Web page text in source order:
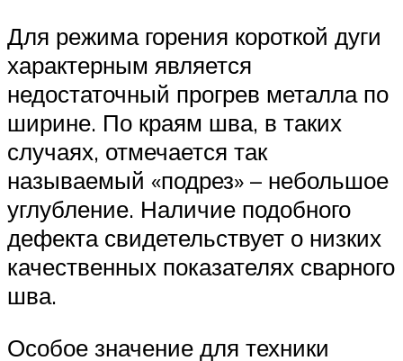
Для режима горения короткой дуги
характерным является
недостаточный прогрев металла по
ширине. По краям шва, в таких
случаях, отмечается так
называемый «подрез» – небольшое
углубление. Наличие подобного
дефекта свидетельствует о низких
качественных показателях сварного
шва.
Особое значение для техники